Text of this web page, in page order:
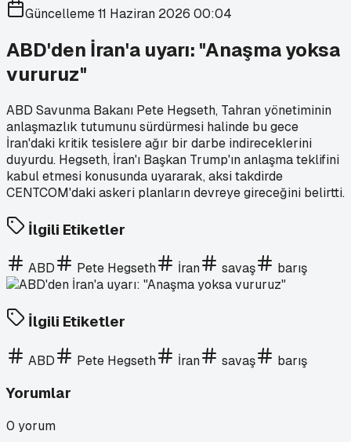
Güncelleme11 Haziran 2026 00:04
ABD'den İran'a uyarı: "Anaşma yoksa
vururuz"
ABD Savunma Bakanı Pete Hegseth, Tahran yönetiminin
anlaşmazlık tutumunu sürdürmesi halinde bu gece
İran'daki kritik tesislere ağır bir darbe indireceklerini
duyurdu. Hegseth, İran'ı Başkan Trump'ın anlaşma teklifini
kabul etmesi konusunda uyararak, aksi takdirde
CENTCOM'daki askeri planların devreye gireceğini belirtti.
İlgili Etiketler
ABD Pete Hegseth İran savaş barış
İlgili Etiketler
ABD Pete Hegseth İran savaş barış
Yorumlar
0 yorum